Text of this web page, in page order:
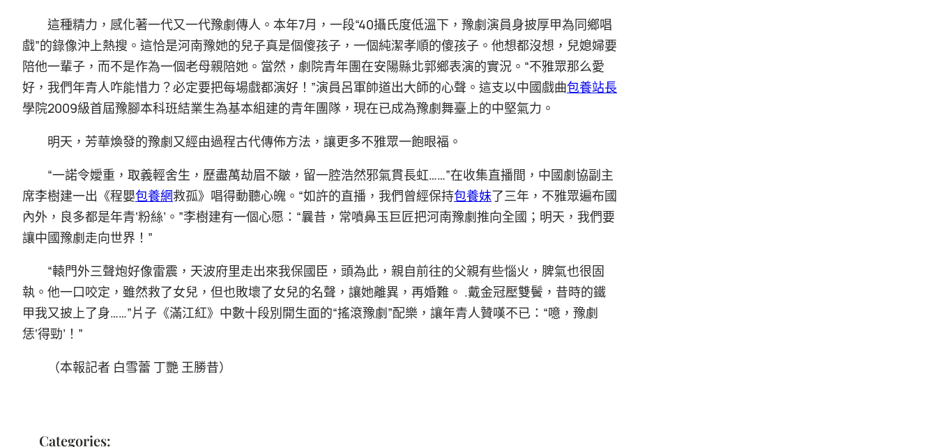
這種精力，感化著一代又一代豫劇傳人。本年7月，一段“40攝氏度低溫下，豫劇演員身披厚甲為同鄉唱
戲”的錄像沖上熱搜。這恰是河南豫她的兒子真是個傻孩子，一個純潔孝順的傻孩子。他想都沒想，兒媳婦要
陪他一輩子，而不是作為一個老母親陪她。當然，劇院青年團在安陽縣北郭鄉表演的實況。“不雅眾那么愛
好，我們年青人咋能惜力？必定要把每場戲都演好！”演員呂軍帥道出大師的心聲。這支以中國戲曲包養站長
學院2009級首屆豫腳本科班結業生為基本組建的青年團隊，現在已成為豫劇舞臺上的中堅氣力。
明天，芳華煥發的豫劇又經由過程古代傳佈方法，讓更多不雅眾一飽眼福。
“一諾令嬡重，取義輕舍生，歷盡萬劫眉不皺，留一腔浩然邪氣貫長虹……”在收集直播間，中國劇協副主
席李樹建一出《程嬰包養網救孤》唱得動聽心魄。“如許的直播，我們曾經保持包養妹了三年，不雅眾遍布國
內外，良多都是年青‘粉絲’。”李樹建有一個心愿：“曩昔，常噴鼻玉巨匠把河南豫劇推向全國；明天，我們要
讓中國豫劇走向世界！”
“轅門外三聲炮好像雷震，天波府里走出來我保國臣，頭為此，親自前往的父親有些惱火，脾氣也很固
執。他一口咬定，雖然救了女兒，但也敗壞了女兒的名聲，讓她離異，再婚難。 .戴金冠壓雙鬢，昔時的鐵
甲我又披上了身……”片子《滿江紅》中數十段別開生面的“搖滾豫劇”配樂，讓年青人贊嘆不已：“噫，豫劇
恁‘得勁’！”
（本報記者 白雪蕾 丁艷 王勝昔）
Categories: